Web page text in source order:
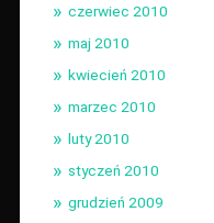
czerwiec 2010
maj 2010
kwiecień 2010
marzec 2010
luty 2010
styczeń 2010
grudzień 2009